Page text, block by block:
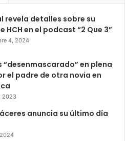
meteorológico han
pronósticos apuntan a una
este año, eso no elimina el
y otros
tropicales.
efectos indirectos de
de baja presión suelen
especialmente en
revela detalles sobre su
HCH en el podcast “2 Que 3”
4, 2024
“desenmascarado” en plena
el padre de otra novia en
2023
anuncia su último día